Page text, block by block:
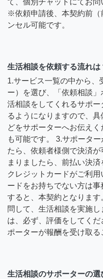
て、個別チャットにてお問
※依頼申請後、本契約前（
ンセル可能です。
生活相談を依頼する流れは
1.サービス一覧の中から、
ー）を選び、「依頼相談
活相談をしてくれるサポ
るようになりますので、
どをサポーターへお伝え
も可能です。 3.サポータ
たら、依頼者様側で決済
まりましたら、前払い決済
クレジットカードがご利
ードをお持ちでない方は
すると、本契約となりま
問して、生活相談を実施
は、必ず、評価をしてく
ポーターが報酬を受け取る
生活相談のサポーターの選